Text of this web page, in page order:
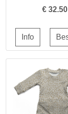
€ 32.50